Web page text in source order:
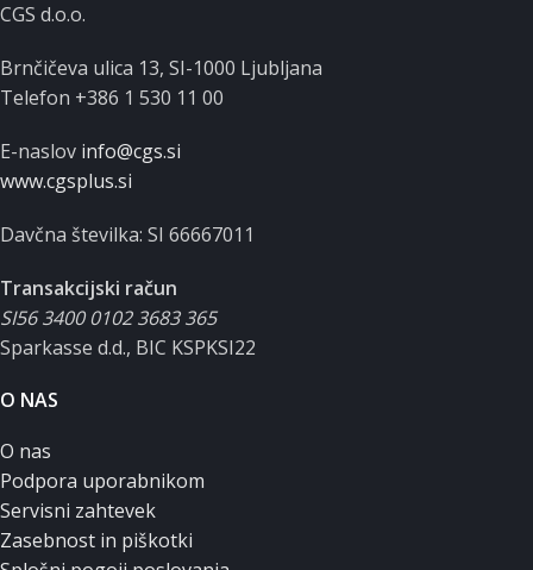
CGS d.o.o.
Brnčičeva ulica 13, SI-1000 Ljubljana
Telefon +386 1 530 11 00
E-naslov info@cgs.si
www.cgsplus.si
Davčna številka: SI 66667011
Transakcijski račun
SI56 3400 0102 3683 365
Sparkasse d.d., BIC KSPKSI22
O NAS
O nas
Podpora uporabnikom
Servisni zahtevek
Zasebnost in piškotki